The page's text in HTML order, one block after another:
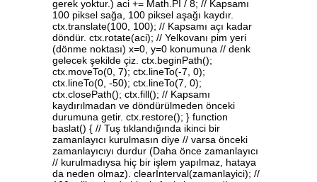
gerek yoktur.) aci += Math.PI / 8; // Kapsamı
100 piksel sağa, 100 piksel aşağı kaydır.
ctx.translate(100, 100); // Kapsamı açı kadar
döndür. ctx.rotate(aci); // Yelkovanı pim yeri
(dönme noktası) x=0, y=0 konumuna // denk
gelecek şekilde çiz. ctx.beginPath();
ctx.moveTo(0, 7); ctx.lineTo(-7, 0);
ctx.lineTo(0, -50); ctx.lineTo(7, 0);
ctx.closePath(); ctx.fill(); // Kapsamı
kaydırılmadan ve döndürülmeden önceki
durumuna getir. ctx.restore(); } function
baslat() { // Tuş tıklandığında ikinci bir
zamanlayıcı kurulmasın diye // varsa önceki
zamanlayıcıyı durdur (Daha önce zamanlayıcı
// kurulmadıysa hiç bir işlem yapılmaz, hataya
da neden olmaz). clearInterval(zamanlayici); //